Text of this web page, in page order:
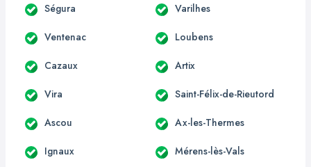
Ségura Varilhes
Ventenac Loubens
Cazaux Artix
Vira Saint-Félix-de-Rieutord
Ascou Ax-les-Thermes
Ignaux Mérens-lès-Vals